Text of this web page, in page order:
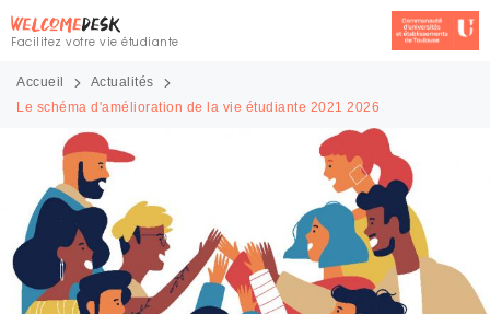
Facilitez votre vie étudiante
Accueil
Actualités
Le schéma d'amélioration de la vie étudiante 2021 2026